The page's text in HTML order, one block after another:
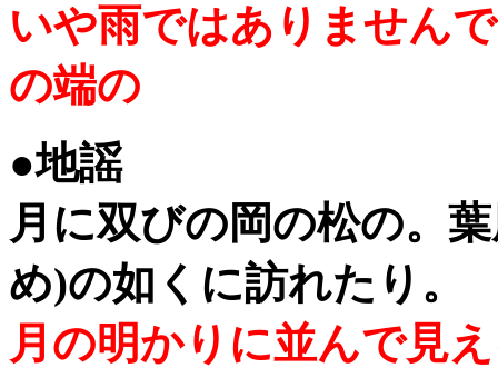
いや雨ではありません
の端の
●地謡
月に双びの岡の松の。
め)の如くに訪れたり。
月の明かりに並んで見